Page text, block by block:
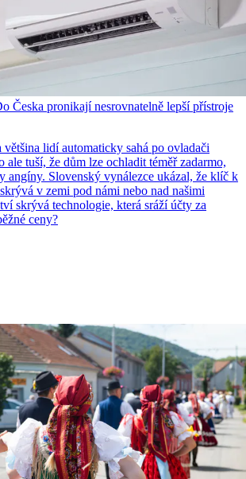
Česka pronikají nesrovnatelně lepší přístroje
lidí automaticky sahá po ovladači
ale tuší, že dům lze ochladit téměř zadarmo,
angíny. Slovenský vynálezce ukázal, že klíč k
v zemi pod námi nebo nad našimi
skrývá technologie, která sráží účty za
ceny?